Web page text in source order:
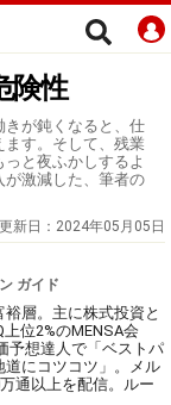
険性
きが鈍くなると、仕
す。そして、残業
と夜ふかしするよ
が激減した、筆者の
更新日： 2024年05月05日
ガイド
層。主に株式投資と
位2%のMENSA会
予想達人で「ベストパ
道にコツコツ」。メル
通以上を配信。ルー